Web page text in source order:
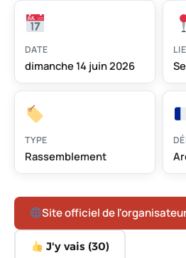
DATE
dimanche 14 juin 2026
TYPE
Rassemblement
Site officiel de
J'y vais (30)